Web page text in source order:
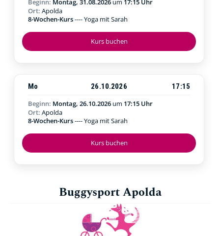
Kurs buchen
Beginn: Montag, 31.08.2026 um 17:15 Uhr
Ort: Apolda
8-Wochen-Kurs---- Yoga mit Sarah
Kurs buchen
Mo 26.10.2026
17:15
Beginn: Montag, 26.10.2026 um 17:15 Uhr
Ort: Apolda
8-Wochen-Kurs---- Yoga mit Sarah
Buggysport Apolda